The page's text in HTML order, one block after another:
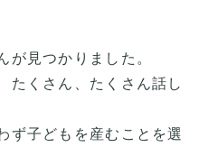
が見つかりました。
たくさん、たくさん話し
ず子どもを産むことを選